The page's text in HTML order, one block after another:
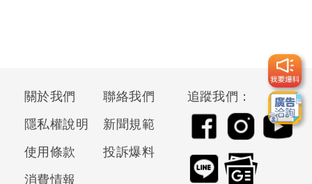
關於我們
聯絡我們
隱私權說明
新聞規範
使用條款
投訴爆料
消費情報
追蹤我們：